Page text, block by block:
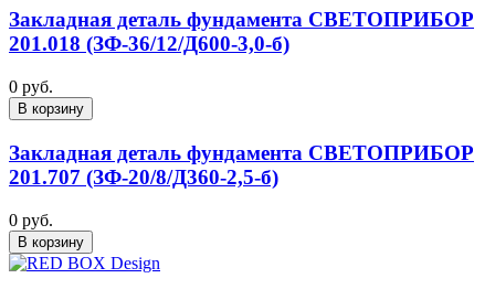
Закладная деталь фундамента СВЕТОПРИБОР
201.018 (ЗФ-36/12/Д600-3,0-б)
0 руб.
В корзину
Закладная деталь фундамента СВЕТОПРИБОР
201.707 (ЗФ-20/8/Д360-2,5-б)
0 руб.
В корзину